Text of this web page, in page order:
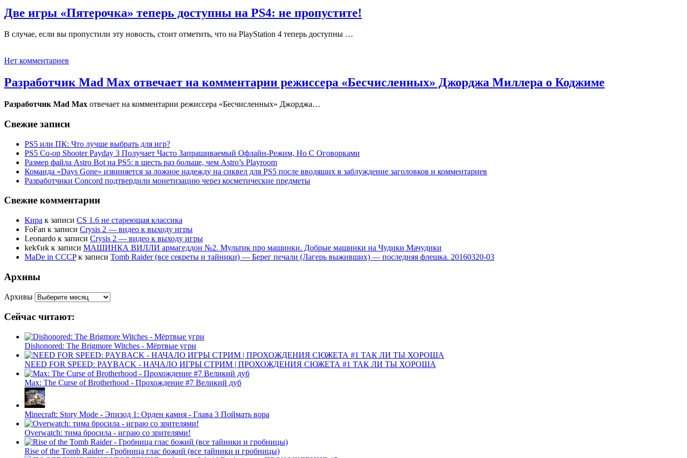
Две игры «Пятерочка» теперь доступны на PS4: не пропустите!
В случае, если вы пропустили эту новость, стоит отметить, что на PlayStation 4 теперь доступны …
Нет комментариев
Разработчик Mad Max отвечает на комментарии режиссера «Бесчисленных» Джорджа Миллера о Коджиме
Разработчик Mad Max отвечает на комментарии режиссера «Бесчисленных» Джорджа…
Свежие записи
PS5 или ПК: Что лучше выбрать для игр?
PS5 Co-op Shooter Payday 3 Получает Часто Запрашиваемый Офлайн-Режим, Но С Оговорками
Размер файла Astro Bot на PS5: в шесть раз больше, чем Astro’s Playroom
Команда «Days Gone» извиняется за ложное надежду на сиквел для PS5 после вводящих в заблуждение заголовков и комментариев
Разработчики Concord подтвердили монетизацию через косметические предметы
Свежие комментарии
Кира к записи CS 1.6 не стареющая классика
FoFan к записи Crysis 2 — видео к выходу игры
Leonardo к записи Crysis 2 — видео к выходу игры
kek¢иk к записи МАШИНКА ВИЛЛИ армагеддон №2. Мультик про машинки. Добрые машинки на Чудики Мачудики
MaDe in CCCPк записи Tomb Raider (все секреты и тайники) — Берег печали (Лагерь выживших) — последняя флешка. 20160320-03
Архивы
Архивы
Сейчас читают:
Dishonored: The Brigmore Witches - Мёртвые угри
NEED FOR SPEED: PAYBACK - НАЧАЛО ИГРЫ СТРИМ | ПРОХОЖДЕНИЯ СЮЖЕТА #1 ТАК ЛИ ТЫ ХОРОША
Max: The Curse of Brotherhood - Прохождение #7 Великий дуб
Minecraft: Story Mode - Эпизод 1: Орден камня - Глава 3 Поймать вора
Overwatch: тима бросила - играю со зрителями!
Rise of the Tomb Raider - Гробница глас божий (все тайники и гробницы)